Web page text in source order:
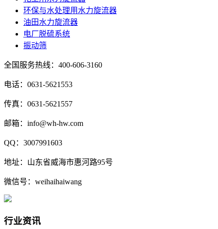
环保与水处理用水力旋流器
油田水力旋流器
电厂脱硫系统
振动筛
全国服务热线：400-606-3160
电话：0631-5621553
传真：0631-5621557
邮箱：info@wh-hw.com
QQ：3007991603
地址：山东省威海市惠河路95号
微信号：weihaihaiwang
行业资讯